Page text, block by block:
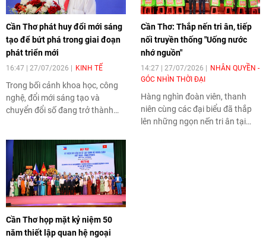
Cần Thơ phát huy đổi mới sáng
tạo để bứt phá trong giai đoạn
phát triển mới
16:47 | 27/07/2026 KINH TẾ
Trong bối cảnh khoa học, công
nghệ, đổi mới sáng tạo và
chuyển đổi số đang trở thành
quyết tâm nâng cao năng lực
đổi mới sáng tạo, hướng tới mục
tiêu trở thành trung tâm động
lực phát triển của vùng Đồng
bằng sông Cửu Long (ĐBSCL)
và cực tăng trưởng mới của cả
nước.
Cần Thơ: Thắp nến tri ân, tiếp
nối truyền thống "Uống nước
nhớ nguồn"
14:27 | 27/07/2026
NHÂN QUYỀN -
GÓC NHÌN THỜI ĐẠI
Hàng nghìn đoàn viên, thanh
niên cùng các đại biểu đã thắp
lên những ngọn nến tri ân tại
Cần Thơ họp mặt kỷ niệm 50
năm thiết lập quan hệ ngoại